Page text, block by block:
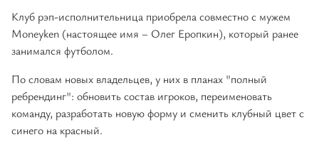
Клуб рэп-исполнительница приобрела совместно с мужем
Moneyken (настоящее имя – Олег Еропкин), который ранее
занимался футболом.
По словам новых владельцев, у них в планах "полный
ребрендинг": обновить состав игроков, переименовать
команду, разработать новую форму и сменить клубный цвет с
синего на красный.